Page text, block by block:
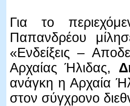
Για το
Παπανδρέου
«Ενδείξεις –
Αρχαίας Ήλιδας,
ανάγκη η Αρχαία
στον σύγχρονο